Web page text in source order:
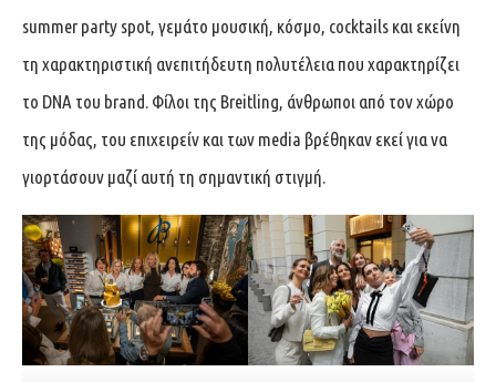
summer party spot, γεμάτο μουσική, κόσμο, cocktails και εκείνη
τη χαρακτηριστική ανεπιτήδευτη πολυτέλεια που χαρακτηρίζει
το DNA του brand. Φίλοι της Breitling, άνθρωποι από τον χώρο
της μόδας, του επιχειρείν και των media βρέθηκαν εκεί για να
γιορτάσουν μαζί αυτή τη σημαντική στιγμή.